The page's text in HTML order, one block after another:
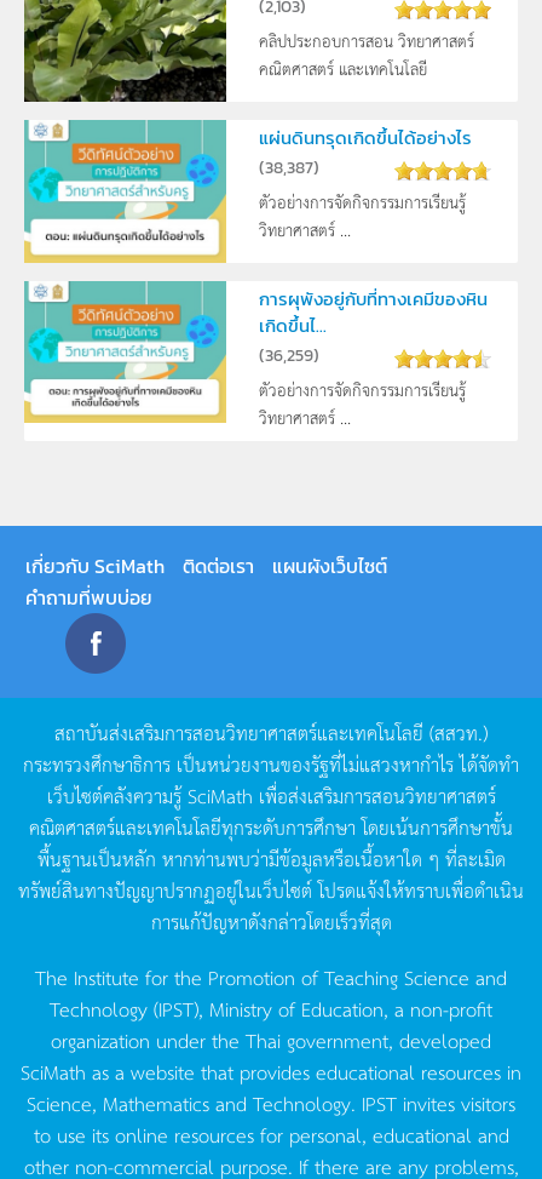
(2,103)
คลิปประกอบการสอน วิทยาศาสตร์
คณิตศาสตร์ และเทคโนโลยี
แผ่นดินทรุดเกิดขึ้นได้อย่างไร
(38,387)
ตัวอย่างการจัดกิจกรรมการเรียนรู้
วิทยาศาสตร์ ...
การผุพังอยู่กับที่ทางเคมีของหิน
เกิดขึ้นไ...
(36,259)
ตัวอย่างการจัดกิจกรรมการเรียนรู้
วิทยาศาสตร์ ...
เกี่ยวกับ SciMath ติดต่อเรา
แผนผังเว็บไซต์
คำถามที่พบบ่อย
สถาบันส่งเสริมการสอนวิทยาศาสตร์และเทคโนโลยี (สสวท.)
กระทรวงศึกษาธิการ เป็นหน่วยงานของรัฐที่ไม่แสวงหากำไรได้จัดทำ
เว็บไซต์คลังความรู้SciMath เพื่อส่งเสริมการสอนวิทยาศาสตร์
คณิตศาสตร์และเทคโนโลยีทุกระดับการศึกษา โดยเน้นการศึกษาขั้น
พื้นฐานเป็นหลัก หากท่านพบว่ามีข้อมูลหรือเนื้อหาใด ๆ ที่ละเมิด
ทรัพย์สินทางปัญญาปรากฏอยู่ในเว็บไซต์โปรดแจ้งให้ทราบเพื่อดำเนิน
การแก้ปัญหาดังกล่าวโดยเร็วที่สุด
The Institute for the Promotion of Teaching Science and
Technology (IPST), Ministry of Education, a non-profit
organization under the Thai government, developed
SciMath as a website that provides educational resources in
Science, Mathematics and Technology. IPST invites visitors
to use its online resources for personal, educational and
other non-commercial purpose. If there are any problems,